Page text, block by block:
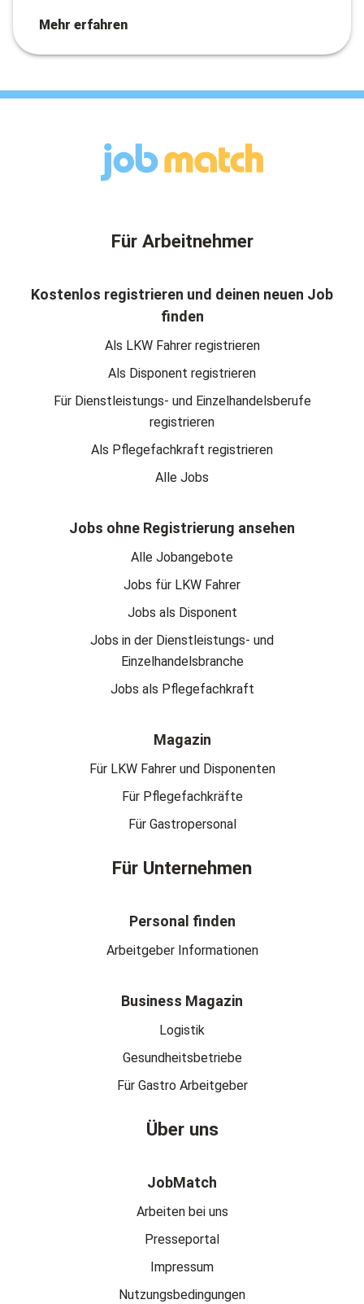
Mehr erfahren
Für Arbeitnehmer
Kostenlos registrieren und deinen neuen Job
finden
Als LKW Fahrer registrieren
Als Disponent registrieren
Für Dienstleistungs- und Einzelhandelsberufe
registrieren
Als Pflegefachkraft registrieren
Alle Jobs
Jobs ohne Registrierung ansehen
Alle Jobangebote
Jobs für LKW Fahrer
Jobs als Disponent
Jobs in der Dienstleistungs- und
Einzelhandelsbranche
Jobs als Pflegefachkraft
Magazin
Für LKW Fahrer und Disponenten
Für Pflegefachkräfte
Für Gastropersonal
Für Unternehmen
Personal finden
Arbeitgeber Informationen
Business Magazin
Logistik
Gesundheitsbetriebe
Für Gastro Arbeitgeber
Über uns
JobMatch
Arbeiten bei uns
Presseportal
Impressum
Nutzungsbedingungen